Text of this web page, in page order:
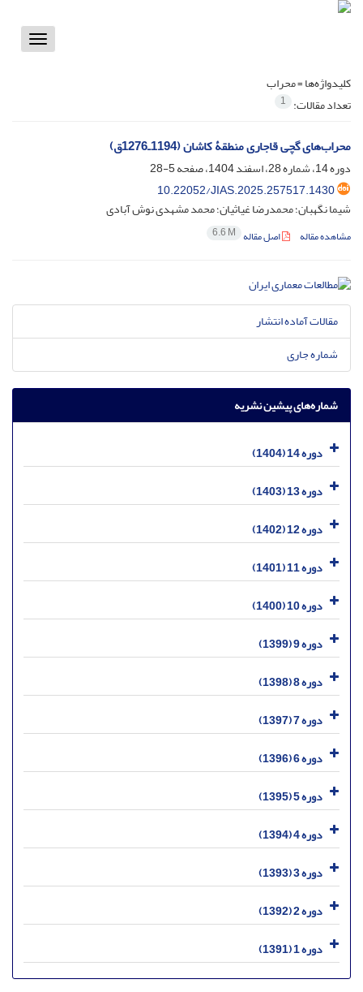
Toggle
کلیدواژه‌ها =محراب
تعداد مقالات: 1
محراب‌های گچی قاجاری منطقۀ کاشان (1194ـ1276ق)
دوره 14، شماره 28، اسفند 1404، صفحه
5-28
10.22052/JIAS.2025.257517.1430
شیما نگهبان؛ محمدرضا غیاثیان؛ محمد مشهدی نوش آبادی
مشاهده مقاله اصل مقاله 6.6 M
مقالات آماده انتشار
شماره جاری
شماره‌های پیشین نشریه
دوره 14 (1404)
دوره 13 (1403)
دوره 12 (1402)
دوره 11 (1401)
دوره 10 (1400)
دوره 9 (1399)
دوره 8 (1398)
دوره 7 (1397)
دوره 6 (1396)
دوره 5 (1395)
دوره 4 (1394)
دوره 3 (1393)
دوره 2 (1392)
دوره 1 (1391)